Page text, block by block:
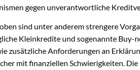
gegen unverantwortliche
sind unter anderem strengere
Kleinkredite und sogenannte
zusätzliche Anforderungen an
mit finanziellen Schwierigkeiten.